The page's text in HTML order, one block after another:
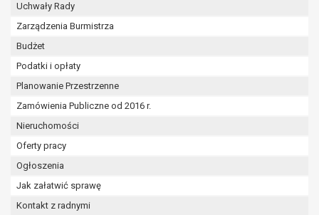
Uchwały Rady
Zarządzenia Burmistrza
Budżet
Podatki i opłaty
Planowanie Przestrzenne
Zamówienia Publiczne od 2016 r.
Nieruchomości
Oferty pracy
Ogłoszenia
Jak załatwić sprawę
Kontakt z radnymi
szczególną sytuacją. W razie wniesienia
podstaw do ustalenia, dochodzenia lub
obrony roszczeń.